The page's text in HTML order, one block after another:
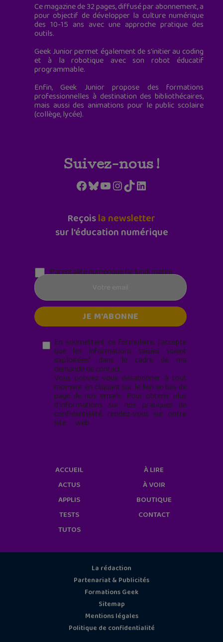
Ce magazine de 32 pages, diffusé par abonnement, a
pour objectif de développer la culture numérique
des 10-15 ans avec une approche pratique des
outils.
Geek Junior permet également de s'initier au coding
et à la robotique avec son robot éducatif
programmable.
Enfin, Geek Junior propose des formations
professionnelles à destination des bibliothécaires,
mais aussi des animations pour le public scolaire
(collège, lycée).
Suivez-nous !
Facebook
Bluesky
YouTube
Instagram
TikTokLinkedIn
Reçoisla newsletter
sur l'éducation numérique
Parentalité numérique (le lundi matin)
En soumettant ce formulaire, j’accepte
que les informations saisies soient
exploitées* dans le cadre de ma
demande de contact.
Vous pouvez vous désabonner à tout
moment en cliquant sur le lien en bas de
page de nos emails. Pour obtenir plus
d'informations sur nos pratiques de
confidentialité, rendez-vous sur notre
site web
ACCUEIL
ACTUS
APPLIS
TESTS
TUTOS
À LIRE
À VOIR
BOUTIQUE
CONTACT
La rédaction
Partenariat & Publicités
Formations Geek
Sitemap
Mentions légales
Politique de confidentialité